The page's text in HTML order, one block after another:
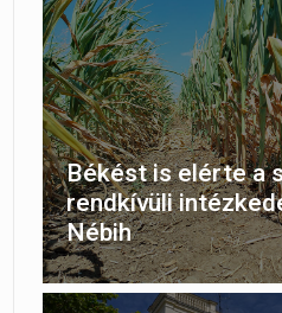
Békést is elérte a
rendkívüli
Nébih